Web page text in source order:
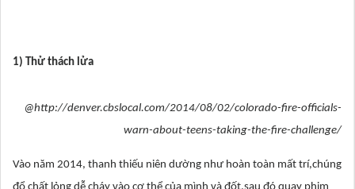
1) Thử thách lửa
@http://denver.cbslocal.com/2014/08/02/colorado-fire-officials-
warn-about-teens-taking-the-fire-challenge/
Vào năm 2014, thanh thiếu niên dường như hoàn toàn mất trí,chúng